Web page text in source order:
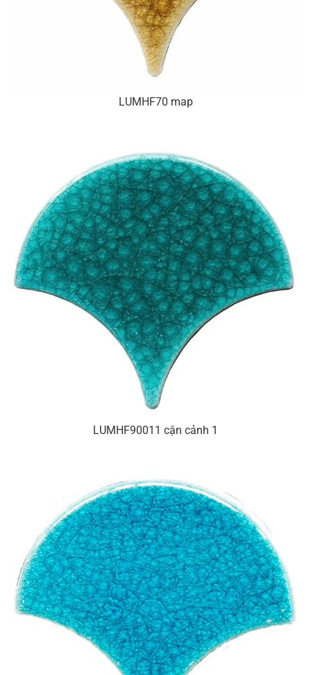
LUMHF70 map
LUMHF90011 cận cảnh 1